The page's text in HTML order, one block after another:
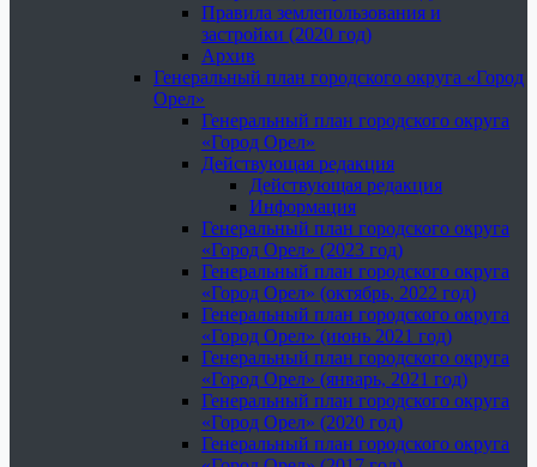
Правила землепользования и
застройки (2020 год)
Архив
Генеральный план городского округа «Город
Орел»
Генеральный план городского округа
«Город Орел»
Действующая редакция
Действующая редакция
Информация
Генеральный план городского округа
«Город Орел» (2023 год)
Генеральный план городского округа
«Город Орел» (октябрь, 2022 год)
Генеральный план городского округа
«Город Орел» (июнь 2021 год)
Генеральный план городского округа
«Город Орел» (январь, 2021 год)
Генеральный план городского округа
«Город Орел» (2020 год)
Генеральный план городского округа